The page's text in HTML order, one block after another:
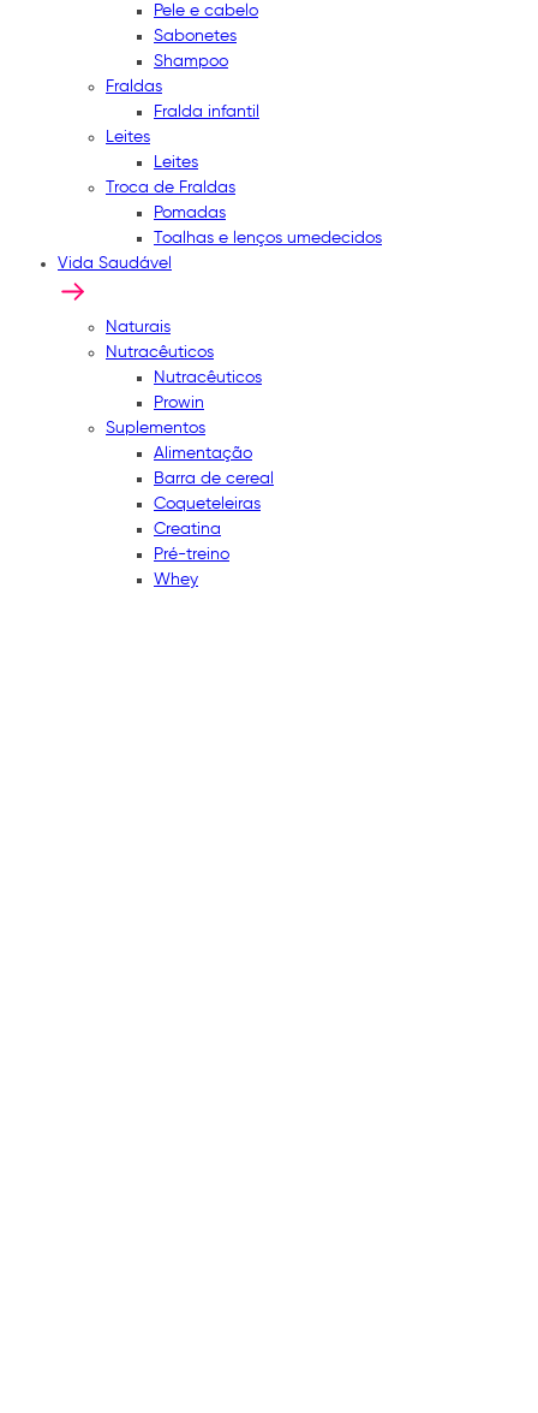
Pele e cabelo
Sabonetes
Shampoo
Fraldas
Fralda infantil
Leites
Leites
Troca de Fraldas
Pomadas
Toalhas e lenços umedecidos
Vida Saudável
Naturais
Nutracêuticos
Nutracêuticos
Prowin
Suplementos
Alimentação
Barra de cereal
Coqueteleiras
Creatina
Pré-treino
Whey